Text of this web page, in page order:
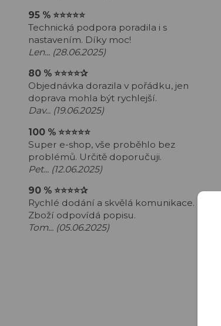
95 % ⭐⭐⭐⭐⭐
Technická podpora poradila i s
nastavením. Díky moc!
Len... (28.06.2025)
80 % ⭐⭐⭐⭐✰
Objednávka dorazila v pořádku, jen
doprava mohla být rychlejší.
Dav... (19.06.2025)
100 % ⭐⭐⭐⭐⭐
Super e-shop, vše proběhlo bez
problémů. Určitě doporučuji.
Pet... (12.06.2025)
90 % ⭐⭐⭐⭐✰
Rychlé dodání a skvělá komunikace.
Zboží odpovídá popisu.
Tom... (05.06.2025)